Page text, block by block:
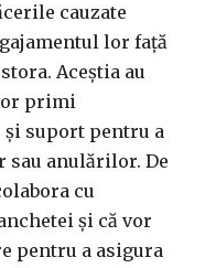
cauzate
lor față
Aceștia au
primi
suport pentru a
anulărilor. De
cu
și că vor
pentru a asigura